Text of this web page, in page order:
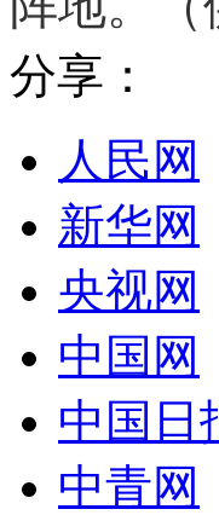
分享：
人民网
新华网
央视网
中国网
中国日
中青网